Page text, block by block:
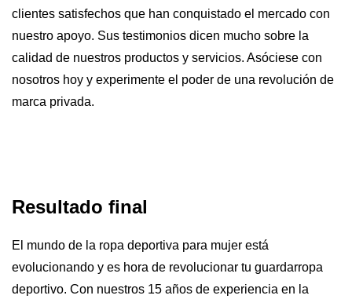
clientes satisfechos que han conquistado el mercado con
nuestro apoyo. Sus testimonios dicen mucho sobre la
calidad de nuestros productos y servicios. Asóciese con
nosotros hoy y experimente el poder de una revolución de
marca privada.
Resultado final
El mundo de la ropa deportiva para mujer está
evolucionando y es hora de revolucionar tu guardarropa
deportivo. Con nuestros 15 años de experiencia en la